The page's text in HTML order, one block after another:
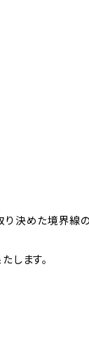
決めた境界線の
します。